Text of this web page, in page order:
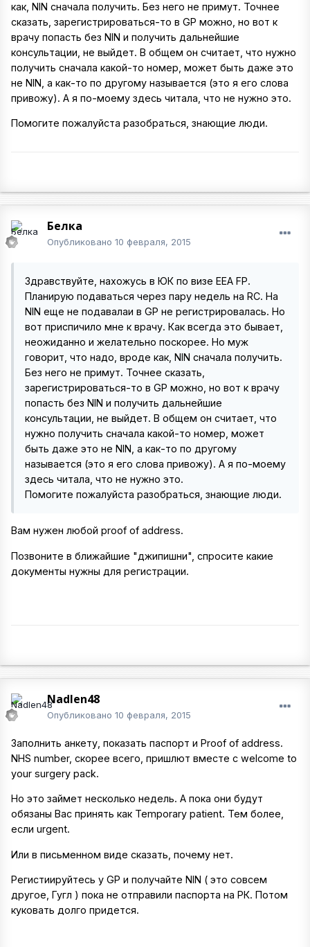
как, NIN сначала получить. Без него не примут. Точнее
сказать, зарегистрироваться-то в GP можно, но вот к
врачу попасть без NIN и получить дальнейшие
консультации, не выйдет. В общем он считает, что нужно
получить сначала какой-то номер, может быть даже это
не NIN, а как-то по другому называется (это я его слова
привожу). А я по-моему здесь читала, что не нужно это.
Помогите пожалуйста разобраться, знающие люди.
Бeлкa
Опубликовано 10 февраля, 2015
Здравствуйте, нахожусь в ЮК по визе EEA FP.
Планирую подаваться через пару недель на RC. На
NIN еще не подавалаи в GP не регистрировалась. Но
вот приспичило мне к врачу. Как всегда это бывает,
неожиданно и желательно поскорее. Но муж
говорит, что надо, вроде как, NIN сначала получить.
Без него не примут. Точнее сказать,
зарегистрироваться-то в GP можно, но вот к врачу
попасть без NIN и получить дальнейшие
консультации, не выйдет. В общем он считает, что
нужно получить сначала какой-то номер, может
быть даже это не NIN, а как-то по другому
называется (это я его слова привожу). А я по-моему
здесь читала, что не нужно это.
Помогите пожалуйста разобраться, знающие люди.
Вам нужен любой proof of address.
Позвоните в ближайшие "джипишни", спросите какие
документы нужны для регистрации.
Nadlen48
Опубликовано 10 февраля, 2015
Заполнить анкету, показать паспорт и Proof of address.
NHS number, скорее всего, пришлют вместе с welcome to
your surgery pack.
Но это займет несколько недель. А пока они будут
обязаны Вас принять как Temporary patient. Тем более,
если urgent.
Или в письменном виде сказать, почему нет.
Регистиируйтесь у GP и получайте NIN ( это совсем
другое, Гугл ) пока не отправили паспорта на РК. Потом
куковать долго придется.